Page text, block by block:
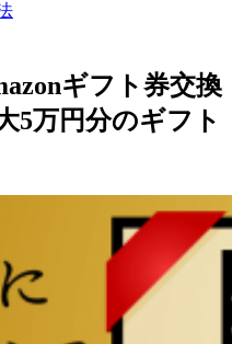
ギフト券交換
5万円分のギフト